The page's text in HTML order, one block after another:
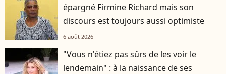
épargné Firmine Richard mais son
discours est toujours aussi optimiste
6 août 2026
"Vous n'étiez pas sûrs de les voir le
lendemain" : à la naissance de ses